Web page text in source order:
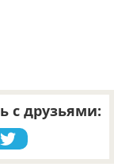
с друзьями: